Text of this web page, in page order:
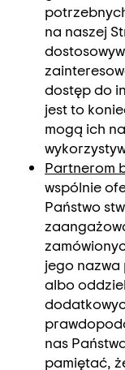
na naszej
dostęp do
jest to
mogą ich
Partnerom
wspólnie
Państwo
jego nazwa
albo
nas
pamiętać,